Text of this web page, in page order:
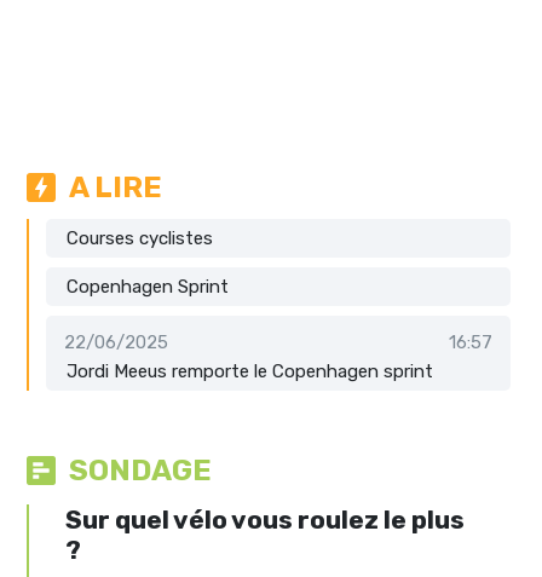
A LIRE
Courses cyclistes
Copenhagen Sprint
22/06/2025
16:57
Jordi Meeus remporte le Copenhagen sprint
SONDAGE
Sur quel vélo vous roulez le plus
?